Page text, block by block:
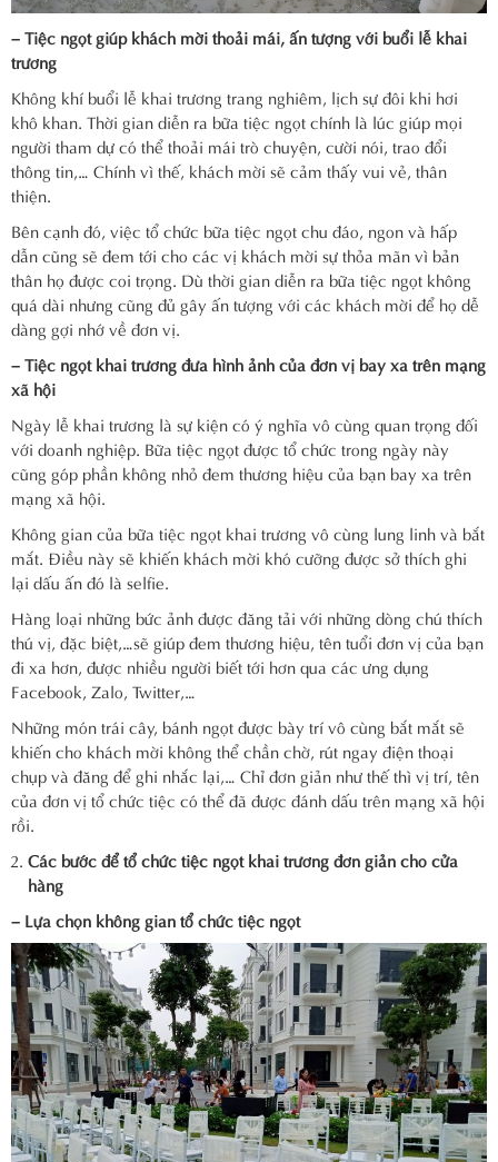
– Tiệc ngọt giúp khách mời thoải mái, ấn tượng với buổi lễ khai
trương
Không khí buổi lễ khai trương trang nghiêm, lịch sự đôi khi hơi
khô khan. Thời gian diễn ra bữa tiệc ngọt chính là lúc giúp mọi
người tham dự có thể thoải mái trò chuyện, cười nói, trao đổi
thông tin,… Chính vì thế, khách mời sẽ cảm thấy vui vẻ, thân
thiện.
Bên cạnh đó, việc tổ chức bữa tiệc ngọt chu đáo, ngon và hấp
dẫn cũng sẽ đem tới cho các vị khách mời sự thỏa mãn vì bản
thân họ được coi trọng. Dù thời gian diễn ra bữa tiệc ngọt không
quá dài nhưng cũng đủ gây ấn tượng với các khách mời để họ dễ
dàng gợi nhớ về đơn vị.
– Tiệc ngọt khai trương đưa hình ảnh của đơn vị bay xa trên mạng
xã hội
Ngày lễ khai trương là sự kiện có ý nghĩa vô cùng quan trọng đối
với doanh nghiệp. Bữa tiệc ngọt được tổ chức trong ngày này
cũng góp phần không nhỏ đem thương hiệu của bạn bay xa trên
mạng xã hội.
Không gian của bữa tiệc ngọt khai trương vô cùng lung linh và bắt
mắt. Điều này sẽ khiến khách mời khó cưỡng được sở thích ghi
lại dấu ấn đó là selfie.
Hàng loại những bức ảnh được đăng tải với những dòng chú thích
thú vị, đặc biệt,…sẽ giúp đem thương hiệu, tên tuổi đơn vị của bạn
đi xa hơn, được nhiều người biết tới hơn qua các ưng dụng
Facebook, Zalo, Twitter,…
Những món trái cây, bánh ngọt được bày trí vô cùng bắt mắt sẽ
khiến cho khách mời không thể chần chờ, rút ngay điện thoại
chụp và đăng để ghi nhắc lại,… Chỉ đơn giản như thế thì vị trí, tên
của đơn vị tổ chức tiệc có thể đã được đánh dấu trên mạng xã hội
rồi.
Các bước để tổ chức tiệc ngọt khai trương đơn giản cho cửa
hàng
– Lựa chọn không gian tổ chức tiệc ngọt